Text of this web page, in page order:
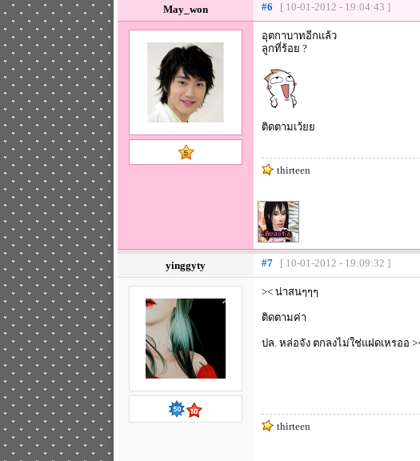
May_won #6 [ 10-01-2012 - 19:04:43 ]
อุตกาบาทอีกแล้ว
ลูกที่ร้อย ?
ติดตามเว้ยย
thirteen
yinggyty #7 [ 10-01-2012 - 19:09:32 ]
>< น่าสนๆๆๆ
ติดตามค่า
ปล. หล่อจัง ตกลงไม่ใช่แฝดเหรออ
thirteen